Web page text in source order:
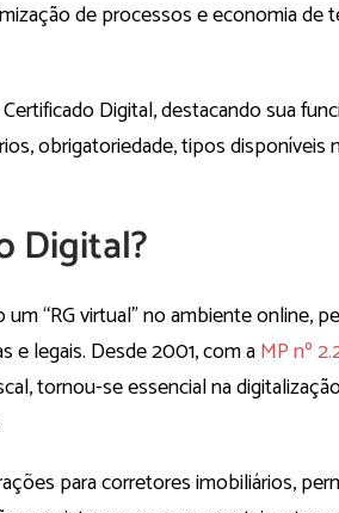
de processos e economia de
Digital, destacando sua
obrigatoriedade, tipos disponíveis
Digital?
“RG virtual” no ambiente online,
e legais. Desde 2001, com aMP nº
tornou-se essencial na
para corretores imobiliários,